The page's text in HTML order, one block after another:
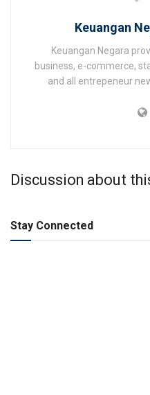
Keuangan
Keuangan Negara
business, e-commerce,
and all entrepeneur
Discussion about
Stay Connected